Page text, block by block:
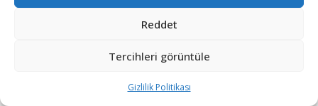
Reddet
Tercihleri görüntüle
Gizlilik Politikası
Çin, nükleer görev kabiliyetli H-6N bombardıman uçağını